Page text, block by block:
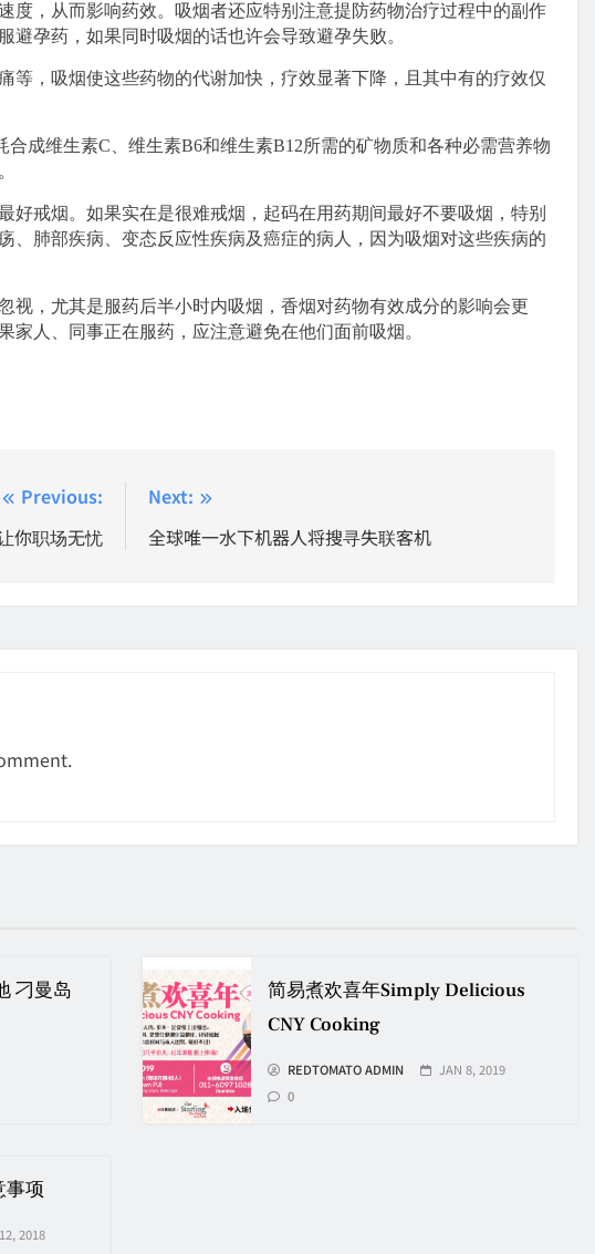
度，从而影响药效。吸烟者还应特别注意提防药物治疗过程中的副作
避孕药，如果同时吸烟的话也许会导致避孕失败。
等，吸烟使这些药物的代谢加快，疗效显著下降，且其中有的疗效仅
合成维生素C、维生素B6和维生素B12所需的矿物质和各种必需营养物
戒烟。如果实在是很难戒烟，起码在用药期间最好不要吸烟，特别
、肺部疾病、变态反应性疾病及癌症的病人，因为吸烟对这些疾病的
，尤其是服药后半小时内吸烟，香烟对药物有效成分的影响会更
家人、同事正在服药，应注意避免在他们面前吸烟。
Previous:
你职场无忧
Next:
全球唯一水下机器人将搜寻失联客机
刁曼岛
简易煮欢喜年Simply Delicious
CNY Cooking
REDTOMATO ADMIN
JAN 8, 2019
0
事项
2018